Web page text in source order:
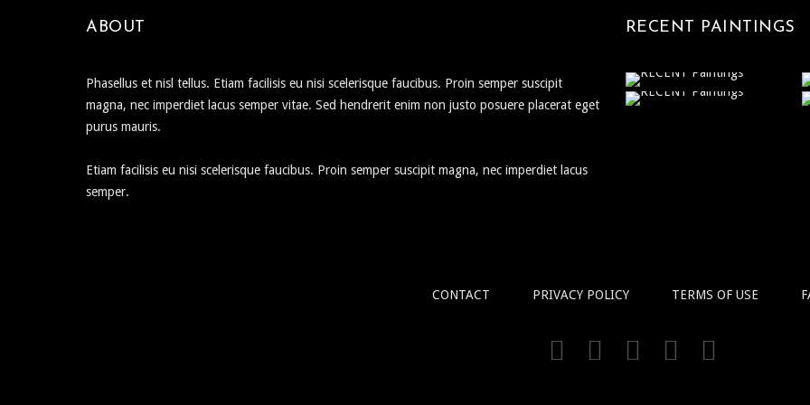
ABOUT
Phasellus et nisl tellus. Etiam facilisis eu nisi scelerisque faucibus. Proin semper suscipit
magna, nec imperdiet lacus semper vitae. Sed hendrerit enim non justo posuere placerat eget
purus mauris.
Etiam facilisis eu nisi scelerisque faucibus. Proin semper suscipit magna, nec imperdiet lacus
semper.
RECENT PAINTINGS
CONTACT PRIVACY POLICY TERMS OF USE